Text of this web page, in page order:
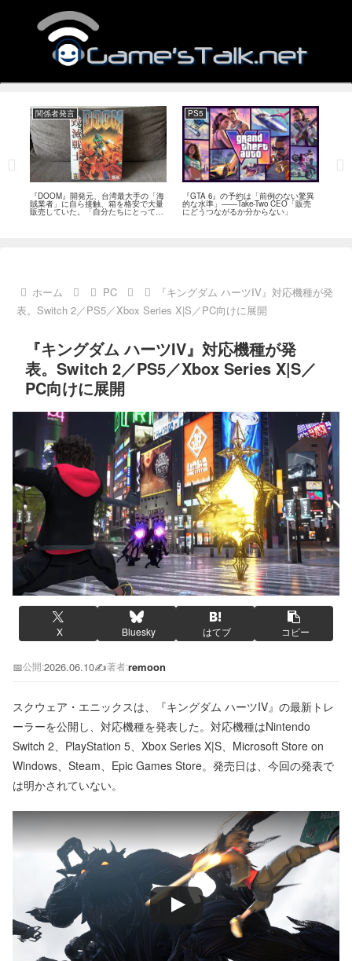
関係者発言
『DOOM』開発元、台湾最大手の「海
賊業者」に自ら接触、箱を格安で大量
販売していた。「自分たちにとっては
流通だった」
PS5
『GTA 6』の予約は「前例のない驚異
的な水準」――Take-Two CEO「販売
にどうつながるか分からない」
ホーム PC
『キングダム ハーツIV』対応機種が発
表。Switch 2／PS5／Xbox Series X|S／PC向けに展開
『キングダム ハーツIV』対応機種が発
表。Switch 2／PS5／Xbox Series X|S／
PC向けに展開
X Bluesky はてブ コピー
📅公開:2026.06.10✍️著者:remoon
スクウェア・エニックスは、『キングダム ハーツIV』の最新トレ
ーラーを公開し、対応機種を発表した。対応機種はNintendo
Switch 2、PlayStation 5、Xbox Series X|S、Microsoft Store on
Windows、Steam、Epic Games Store。発売日は、今回の発表で
は明かされていない。